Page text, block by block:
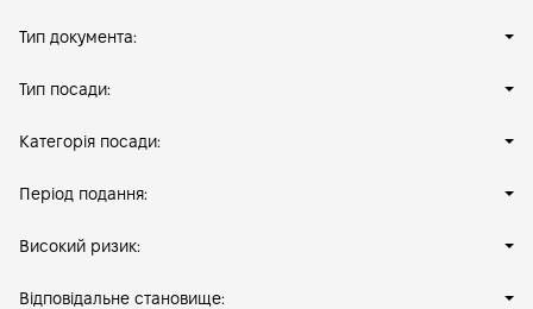
Тип документа:
Тип посади:
Категорія посади:
Період подання:
Високий ризик:
Відповідальне становище: